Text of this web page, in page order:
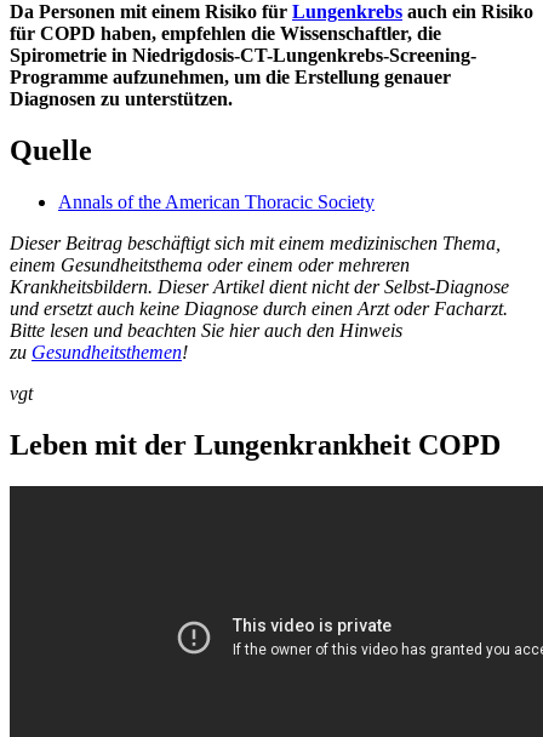
Da Personen mit einem Risiko für Lungenkrebs auch ein Risiko
für COPD haben, empfehlen die Wissenschaftler, die
Spirometrie in Niedrigdosis-CT-Lungenkrebs-Screening-
Programme aufzunehmen, um die Erstellung genauer
Diagnosen zu unterstützen.
Quelle
Annals of the American Thoracic Society
Dieser Beitrag beschäftigt sich mit einem medizinischen Thema,
einem Gesundheitsthema oder einem oder mehreren
Krankheitsbildern. Dieser Artikel dient nicht der Selbst-Diagnose
und ersetzt auch keine Diagnose durch einen Arzt oder Facharzt.
Bitte lesen und beachten Sie hier auch den Hinweis
zu Gesundheitsthemen!
vgt
Leben mit der Lungenkrankheit COPD